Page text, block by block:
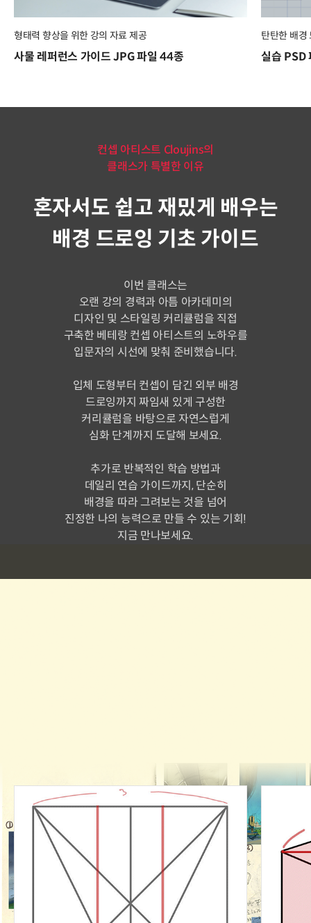
형태력 향상을 위한 강의 자료 제공
사물 레퍼런스 가이드 JPG 파일 44종
탄탄한 배경
실습 PSD
컨셉 아티스트 Cloujins의
클래스가 특별한 이유
혼자서도 쉽고 재밌게 배우는
배경 드로잉 기초 가이드
이번 클래스는
오랜 강의 경력과 아틈 아카데미의
디자인 및 스타일링 커리큘럼을 직접
구축한 베테랑 컨셉 아티스트의 노하우를
입문자의 시선에 맞춰 준비했습니다.
입체 도형부터 컨셉이 담긴 외부 배경
드로잉까지 짜임새 있게 구성한
커리큘럼을 바탕으로 자연스럽게
심화 단계까지 도달해 보세요.
추가로 반복적인 학습 방법과
데일리 연습 가이드까지, 단순히
배경을 따라 그려보는 것을 넘어
진정한 나의 능력으로 만들 수 있는 기회!
지금 만나보세요.